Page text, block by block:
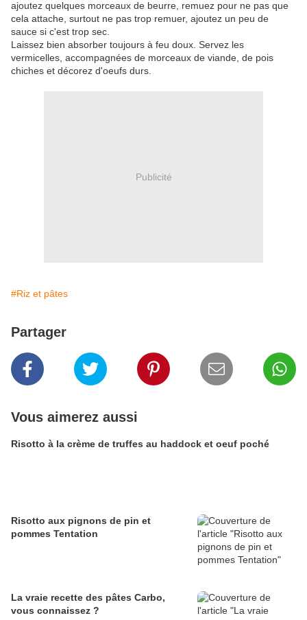
ajoutez quelques morceaux de beurre, remuez pour ne pas que
cela attache, surtout ne pas trop remuer, ajoutez un peu de
sauce si c'est trop sec.
Laissez bien absorber toujours à feu doux. Servez les
vermicelles, accompagnées de morceaux de viande, de pois
chiches et décorez d'oeufs durs.
Publicité
#Riz et pâtes
Partager
Vous aimerez aussi
Risotto à la crème de truffes au haddock et oeuf poché
Risotto aux pignons de pin et
pommes Tentation
La vraie recette des pâtes Carbo,
vous connaissez ?